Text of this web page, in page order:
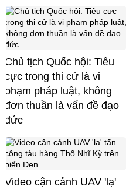
Chủ tịch Quốc hội: Tiêu
cực trong thi cử là vi
phạm pháp luật, không
đơn thuần là vấn đề đạo
đức
Video cận cảnh UAV 'lạ'